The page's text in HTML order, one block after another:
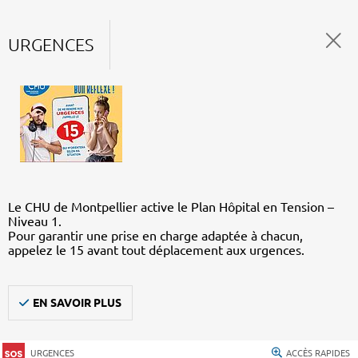
URGENCES
Le CHU de Montpellier active le Plan Hôpital en Tension –
Niveau 1.
Pour garantir une prise en charge adaptée à chacun,
appelez le 15 avant tout déplacement aux urgences.
EN SAVOIR PLUS
URGENCES ACCÈS RAPIDES